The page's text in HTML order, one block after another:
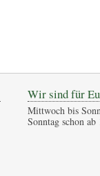
Wir sind für
Mittwoch bis
Sonntag schon